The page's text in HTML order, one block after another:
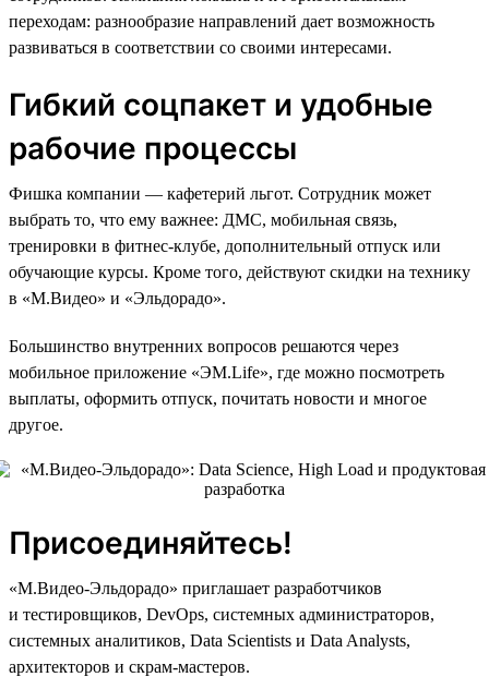
переходам: разнообразие направлений дает возможность
развиваться в соответствии со своими интересами.
Гибкий соцпакет и удобные
рабочие процессы
Фишка компании — кафетерий льгот. Сотрудник может
выбрать то, что ему важнее: ДМС, мобильная связь,
тренировки в фитнес-клубе, дополнительный отпуск или
обучающие курсы. Кроме того, действуют скидки на технику
в «М.Видео» и «Эльдорадо».
Большинство внутренних вопросов решаются через
мобильное приложение «ЭM.Life», где можно посмотреть
выплаты, оформить отпуск, почитать новости и многое
другое.
Присоединяйтесь!
«М.Видео-Эльдорадо» приглашает разработчиков
и тестировщиков, DevOps, системных администраторов,
системных аналитиков, Data Scientists и Data Analysts,
архитекторов и скрам-мастеров.